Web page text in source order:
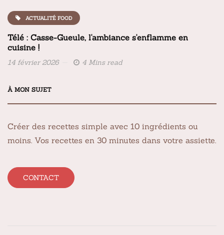
ACTUALITÉ FOOD
Télé : Casse-Gueule, l'ambiance s'enflamme en
cuisine !
14 février 2026 4 Mins read
À MON SUJET
Créer des recettes simple avec 10 ingrédients ou
moins. Vos recettes en 30 minutes dans votre assiette.
CONTACT